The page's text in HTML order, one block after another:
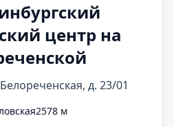
центр на
д. 23/01
2578 м